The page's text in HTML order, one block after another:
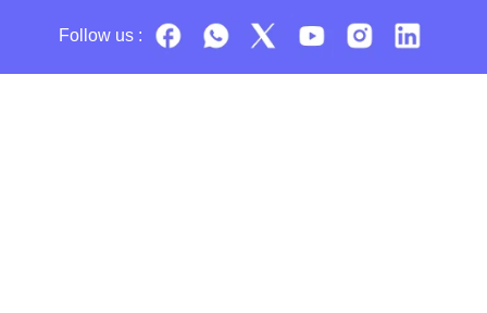
Follow us :